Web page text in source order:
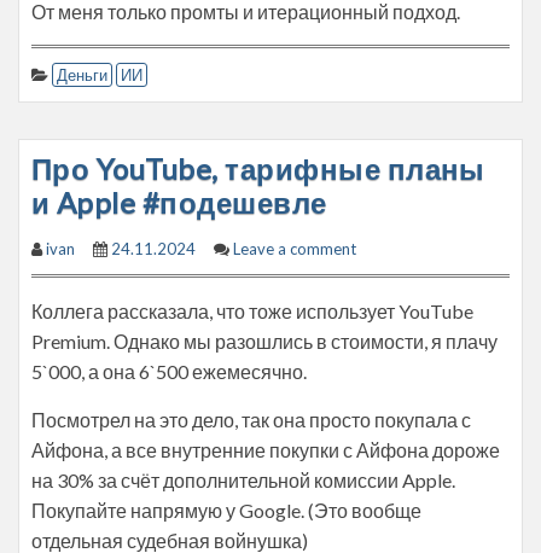
От меня только промты и итерационный подход.
Деньги ИИ
Про YouTube, тарифные планы
и Apple #подешевле
ivan 24.11.2024 Leave a comment
Коллега рассказала, что тоже использует YouTube
Premium. Однако мы разошлись в стоимости, я плачу
5`000, а она 6`500 ежемесячно.
Посмотрел на это дело, так она просто покупала с
Айфона, а все внутренние покупки с Айфона дороже
на 30% за счёт дополнительной комиссии Apple.
Покупайте напрямую у Google. (Это вообще
отдельная судебная войнушка)